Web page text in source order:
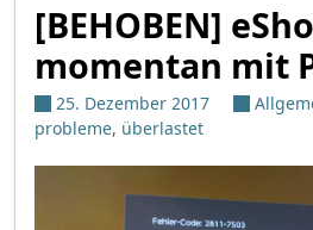
[BEHOBEN]
momentan mit
25. Dezember 2017
probleme, überlastet